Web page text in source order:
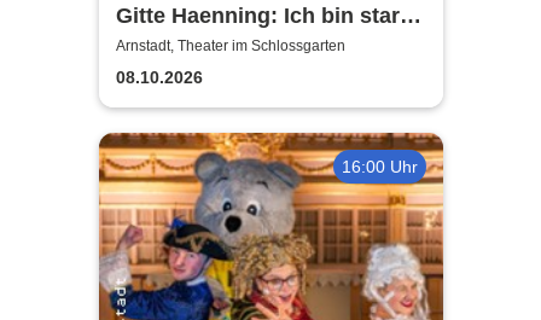
Gitte Haenning: Ich bin stark -
80 Jahre Gitte Haenning
Arnstadt, Theater im Schlossgarten
08.10.2026
16:00 Uhr